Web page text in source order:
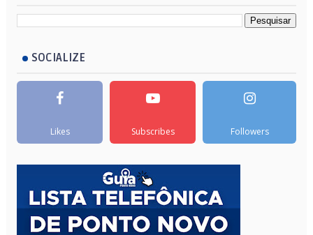
SOCIALIZE
Likes Subscribes Followers